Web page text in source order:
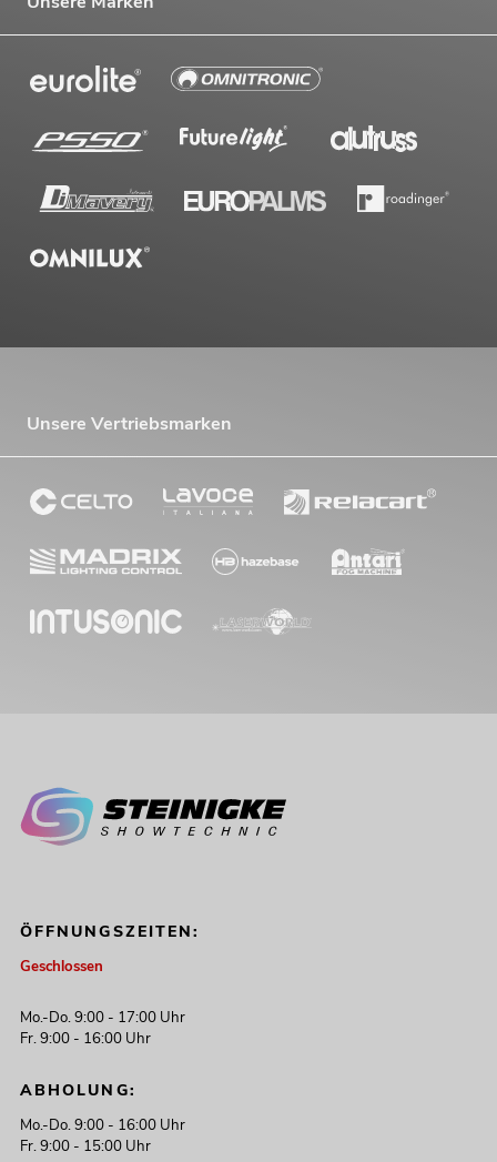
Unsere Vertriebsmarken
ÖFFNUNGSZEITEN:
Geschlossen
Mo.-Do. 9:00 - 17:00 Uhr
Fr. 9:00 - 16:00 Uhr
ABHOLUNG:
Mo.-Do. 9:00 - 16:00 Uhr
Fr. 9:00 - 15:00 Uhr